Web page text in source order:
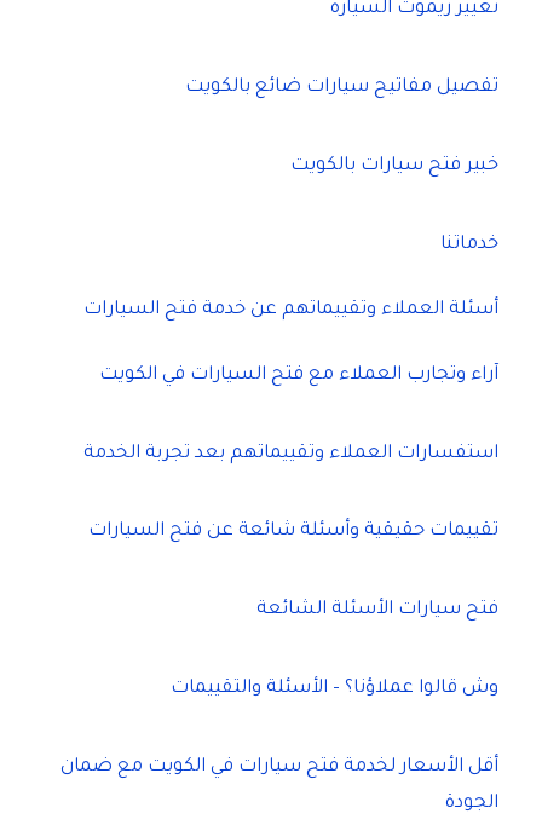
تغيير ريموت السيارة
تفصيل مفاتيح سيارات ضائع بالكويت
خبير فتح سيارات بالكويت
خدماتنا
أسئلة العملاء وتقييماتهم عن خدمة فتح السيارات
آراء وتجارب العملاء مع فتح السيارات في الكويت
استفسارات العملاء وتقييماتهم بعد تجربة الخدمة
تقييمات حقيقية وأسئلة شائعة عن فتح السيارات
فتح سيارات الأسئلة الشائعة
وش قالوا عملاؤنا؟ – الأسئلة والتقييمات
أقل الأسعار لخدمة فتح سيارات في الكويت مع ضمان
الجودة